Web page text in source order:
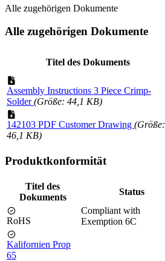
Alle zugehörigen Dokumente
Alle zugehörigen Dokumente
Titel des Dokuments
Assembly Instructions 3 Piece Crimp-
Solder(Größe: 44,1 KB)
142103 PDF Customer Drawing (Größe:
46,1 KB)
Produktkonformität
Titel des
Dokuments
Status
RoHS
Compliant with
Exemption 6C
Kalifornien Prop
65